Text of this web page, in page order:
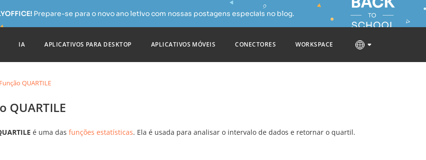
Prepare-se para o novo ano letivo com nossas postagens especiais no blog.
IA APLICATIVOS PARA DESKTOP APLICATIVOS MÓVEIS CONECTORES WORKSPACE
Função QUARTILE
QUARTILE
é uma das funções estatísticas. Ela é usada para analisar o intervalo de dados e retornar o quartil.